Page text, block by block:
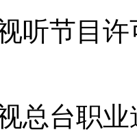
听节目
总台职业